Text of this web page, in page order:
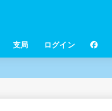
支局 ログイン